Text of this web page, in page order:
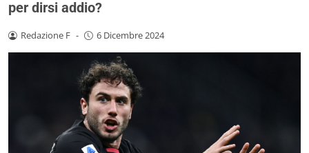
per dirsi addio?
Redazione F - 6 Dicembre 2024